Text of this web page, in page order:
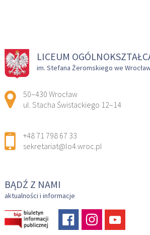
LICEUM
im. Stefana Żeromskiego we
Adres pocztowy:
50–430 Wrocław
ul. Stacha Świstackiego 12–14
+48 71 798 67 33
sekretariat@lo4.wroc.pl
BĄDŹ Z NAMI
aktualności i informacje